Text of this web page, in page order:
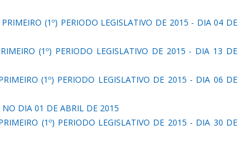
(1º) PERIODO LEGISLATIVO DE 2015 - DIA 04 DE
(1º) PERIODO LEGISLATIVO DE 2015 - DIA 13 DE
(1º) PERIODO LEGISLATIVO DE 2015 - DIA 06 DE
NO DIA 01 DE ABRIL DE 2015
(1º) PERIODO LEGISLATIVO DE 2015 - DIA 30 DE